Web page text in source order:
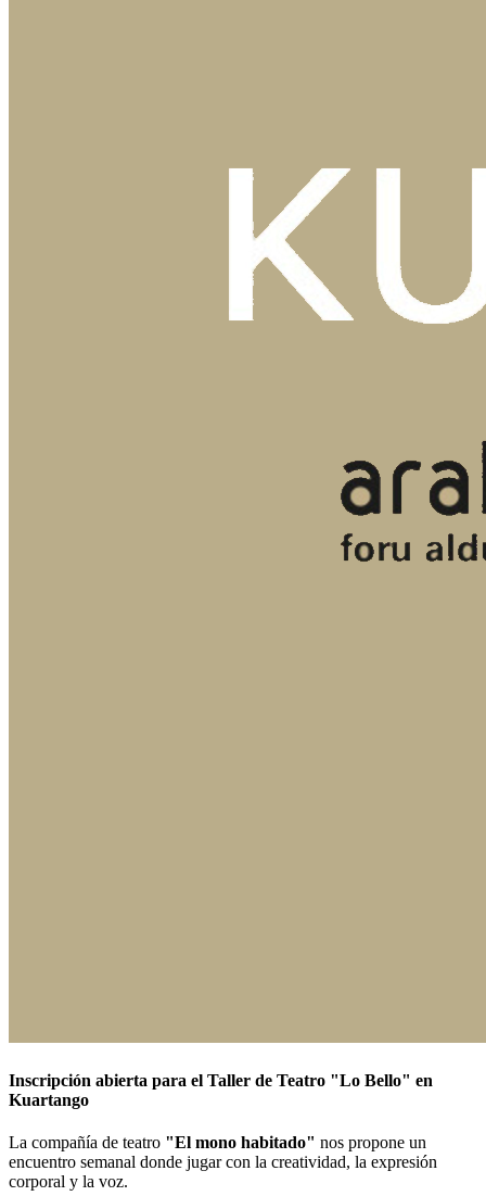
Inscripción abierta para el Taller de Teatro "Lo Bello" en
Kuartango
La compañía de teatro "El mono habitado" nos propone un
encuentro semanal donde jugar con la creatividad, la expresión
corporal y la voz.